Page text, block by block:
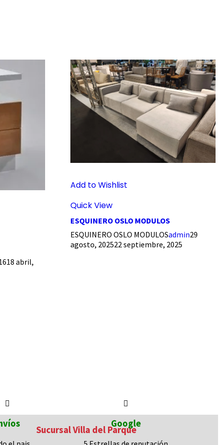
18 abril,
Add to Wishlist
Quick View
ESQUINERO OSLO MODULOS
ESQUINERO OSLO MODULOSadmin29
agosto, 202522 septiembre, 2025
Google
Sucursal Villa del Parque